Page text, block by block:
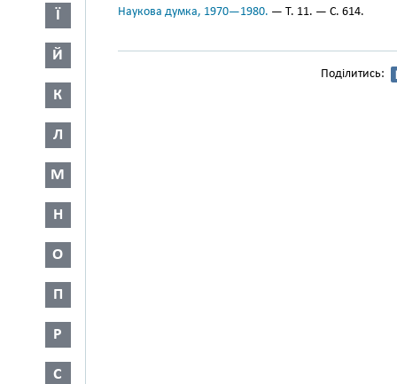
Ї
Й
К
Л
М
Н
О
П
Р
С
Наукова думка, 1970—1980. — Т. 11. — С. 614.
Поділитись: